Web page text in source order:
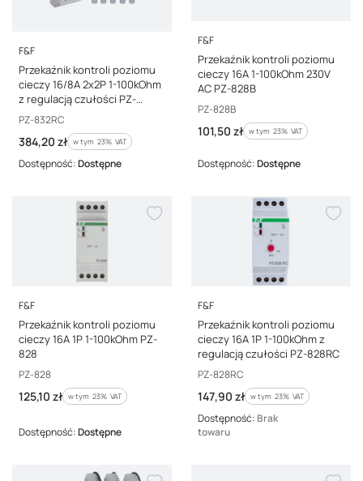
PRODUCENT
F&F
Przekaźnik kontroli poziomu
cieczy 16/8A 2x2P 1-100kOhm
z regulacją czułości PZ-
832RC
Kod producenta
PZ-832RC
Cena brutto
384,20 zł w tym %s VAT
w tym 23% VAT
Dostępność:Dostępne
PRODUCENT
F&F
Przekaźnik kontroli poziomu
cieczy 16A 1-100kOhm 230V
AC PZ-828B
Kod producenta
PZ-828B
Cena brutto
101,50 zł w tym %s VAT
w tym 23% VAT
Dostępność:Dostępne
PRODUCENT
F&F
Przekaźnik kontroli poziomu
cieczy 16A 1P 1-100kOhm PZ-
828
Kod producenta
PZ-828
Cena brutto
125,10 zł w tym %s VAT
w tym 23% VAT
Dostępność:Dostępne
PRODUCENT
F&F
Przekaźnik kontroli poziomu
cieczy 16A 1P 1-100kOhm z
regulacją czułości PZ-828RC
Kod producenta
PZ-828RC
Cena brutto
147,90 zł w tym %s VAT
w tym 23% VAT
Dostępność: Brak
towaru